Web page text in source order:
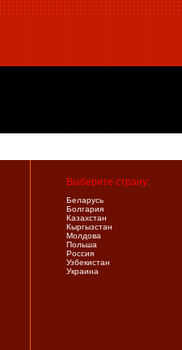
Выберите страну:
Беларусь
Болгария
Казахстан
Кыргызстан
Молдова
Польша
Россия
Узбекистан
Украина